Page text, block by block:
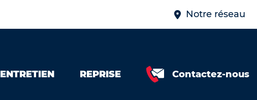
Notre réseau
ENTRETIEN REPRISE
Contactez-nous